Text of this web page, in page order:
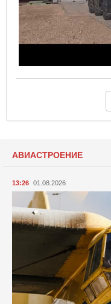
АВИАСТРОЕНИЕ
13:26 01.08.2026